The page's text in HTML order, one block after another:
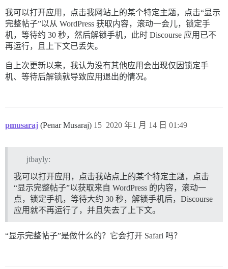
我可以打开应用，点击我网站上的某个特定主题，点击“显示
完整帖子”以从 WordPress 获取内容，滚动一会儿，锁定手
机，等待约 30 秒，然后解锁手机，此时 Discourse 应用已不
再运行，且上下文已丢失。
自上次更新以来，我认为没有其他应用会出现仅因锁定手
机、等待后解锁就导致应用退出的情况。
pmusaraj (Penar Musaraj) 2020 年1 月 14 日 01:49
15
jtbayly:
我可以打开应用，点击我站点上的某个特定主题，点击
“显示完整帖子”以获取来自 WordPress 的内容，滚动一
点，锁定手机，等待大约 30 秒，解锁手机后，Discourse
应用就不再运行了，并且失去了上下文。
“显示完整帖子”是做什么的？它会打开 Safari 吗？